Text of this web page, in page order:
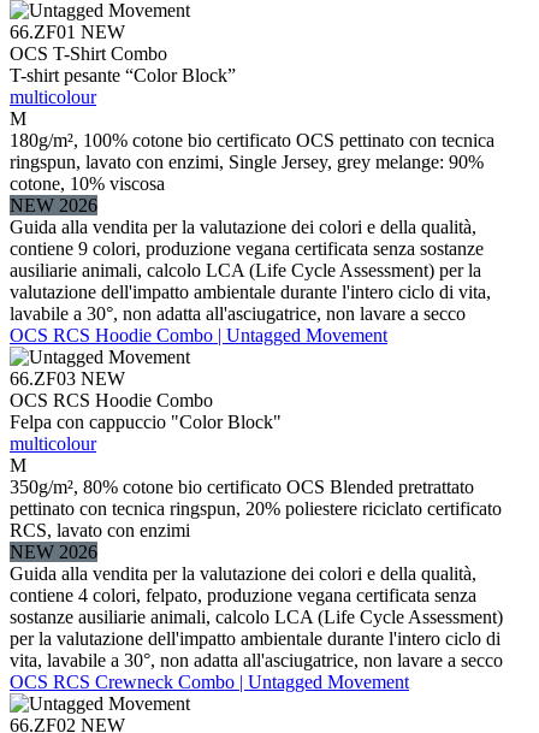
66.ZF01 NEW
OCS T-Shirt Combo
T-shirt pesante “Color Block”
multicolour
M
180g/m², 100% cotone bio certificato OCS pettinato con tecnica
ringspun, lavato con enzimi, Single Jersey, grey melange: 90%
cotone, 10% viscosa
NEW 2026
Guida alla vendita per la valutazione dei colori e della qualità,
contiene 9 colori, produzione vegana certificata senza sostanze
ausiliarie animali, calcolo LCA (Life Cycle Assessment) per la
valutazione dell'impatto ambientale durante l'intero ciclo di vita,
lavabile a 30°, non adatta all'asciugatrice, non lavare a secco
OCS RCS Hoodie Combo | Untagged Movement
66.ZF03 NEW
OCS RCS Hoodie Combo
Felpa con cappuccio "Color Block"
multicolour
M
350g/m², 80% cotone bio certificato OCS Blended pretrattato
pettinato con tecnica ringspun, 20% poliestere riciclato certificato
RCS, lavato con enzimi
NEW 2026
Guida alla vendita per la valutazione dei colori e della qualità,
contiene 4 colori, felpato, produzione vegana certificata senza
sostanze ausiliarie animali, calcolo LCA (Life Cycle Assessment)
per la valutazione dell'impatto ambientale durante l'intero ciclo di
vita, lavabile a 30°, non adatta all'asciugatrice, non lavare a secco
OCS RCS Crewneck Combo | Untagged Movement
66.ZF02 NEW